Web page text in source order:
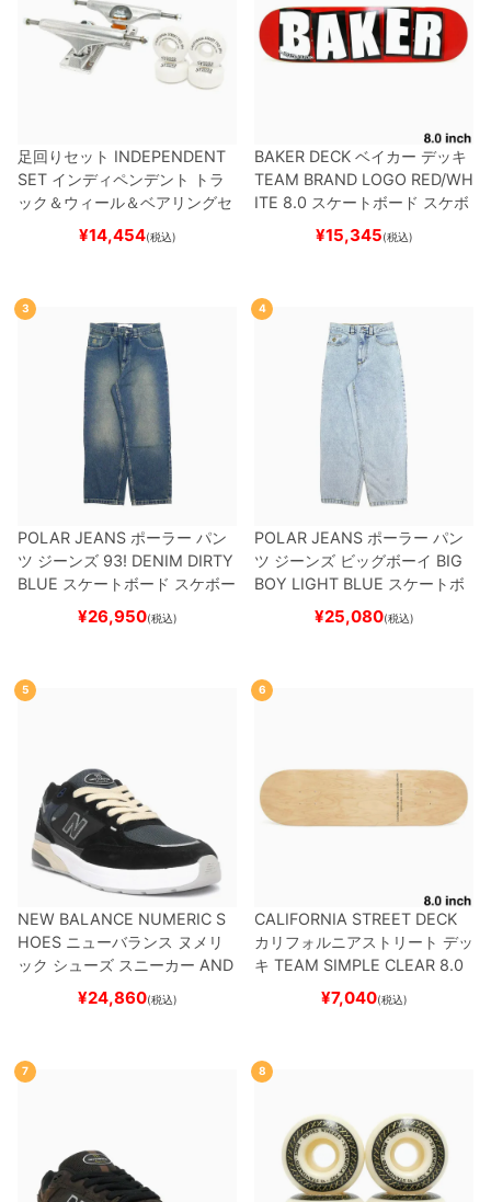
足回りセット INDEPENDENT
SET インディペンデント
トラ
ック＆ウィール＆ベアリングセ
（トリック用）
ード スケボー
¥14,454(税込)
BAKER DECK ベイカー デッキ
TEAM BRAND LOGO RED/WH
ITE 8.0 スケートボード スケボ
¥15,345(税込)
3
POLAR JEANS ポーラー パン
ツ ジーンズ 93! DENIM DIRTY
BLUE スケートボード スケボー
¥26,950(税込)
4
POLAR JEANS ポーラー パン
ツ ジーンズ ビッグボーイ BIG
BOY LIGHT BLUE スケートボ
ード スケボー
¥25,080(税込)
5
NEW BALANCE NUMERIC S
HOES ニューバランス ヌメリ
ック シューズ スニーカー AND
REW REYNOLDS 933
BLACK/NAVYスケートボ
¥24,860(税込)
6
CALIFORNIA STREET DECK
カリフォルニアストリート デッ
キ TEAM SIMPLE CLEAR 8.0
ブランク（DSM）
ード スケボー
¥7,040(税込)
7 8